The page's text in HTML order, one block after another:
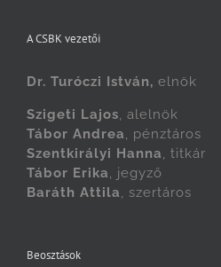
A CSBK vezetői
Dr. Turóczi István, elnök
Szigeti Lajos, alelnök
Tábor Andrea, pénztáros
Szentkirályi Hanna, titkár
Tábor Erika, jegyző
Baráth Attila, szertáros
Beosztások